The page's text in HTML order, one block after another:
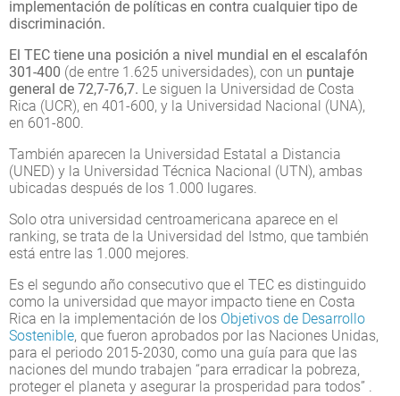
implementación de políticas en contra cualquier tipo de
discriminación.
El TEC tiene una posición a nivel mundial en el escalafón
301-400 (de entre 1.625 universidades), con un puntaje
general de 72,7-76,7. Le siguen la Universidad de Costa
Rica (UCR), en 401-600, y la Universidad Nacional (UNA),
en 601-800.
También aparecen la Universidad Estatal a Distancia
(UNED) y la Universidad Técnica Nacional (UTN), ambas
ubicadas después de los 1.000 lugares.
Solo otra universidad centroamericana aparece en el
ranking, se trata de la Universidad del Istmo, que también
está entre las 1.000 mejores.
Es el segundo año consecutivo que el TEC es distinguido
como la universidad que mayor impacto tiene en Costa
Rica en la implementación de los Objetivos de Desarrollo
Sostenible, que fueron aprobados por las Naciones Unidas,
para el periodo 2015-2030, como una guía para que las
naciones del mundo trabajen “para erradicar la pobreza,
proteger el planeta y asegurar la prosperidad para todos” .